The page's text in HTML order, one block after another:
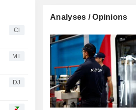
CI
MT
DJ
Analyses / Opinions